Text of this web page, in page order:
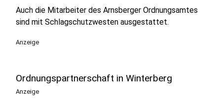
Auch die Mitarbeiter des Arnsberger Ordnungsamtes
sind mit Schlagschutzwesten ausgestattet.
Anzeige
Ordnungspartnerschaft in Winterberg
Anzeige